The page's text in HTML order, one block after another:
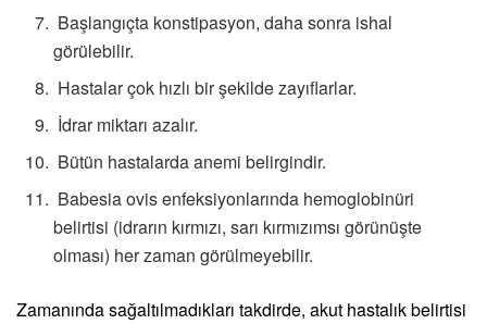
Başlangıçta konstipasyon, daha sonra ishal
görülebilir.
Hastalar çok hızlı bir şekilde zayıflarlar.
İdrar miktarı azalır.
Bütün hastalarda anemi belirgindir.
Babesia ovis enfeksiyonlarında hemoglobinüri
belirtisi (idrarın kırmızı, sarı kırmızımsı görünüşte
olması) her zaman görülmeyebilir.
Zamanında sağaltılmadıkları takdirde, akut hastalık belirtisi